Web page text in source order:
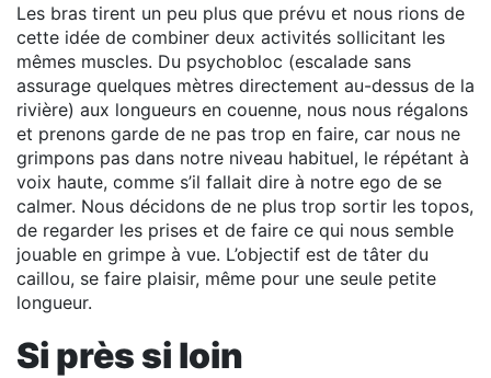
Les bras tirent un peu plus que prévu et nous rions de
cette idée de combiner deux activités sollicitant les
mêmes muscles. Du psychobloc (escalade sans
assurage quelques mètres directement au-dessus de la
rivière) aux longueurs en couenne, nous nous régalons
et prenons garde de ne pas trop en faire, car nous ne
grimpons pas dans notre niveau habituel, le répétant à
voix haute, comme s’il fallait dire à notre ego de se
calmer. Nous décidons de ne plus trop sortir les topos,
de regarder les prises et de faire ce qui nous semble
jouable en grimpe à vue. L’objectif est de tâter du
caillou, se faire plaisir, même pour une seule petite
longueur.
Si près si loin